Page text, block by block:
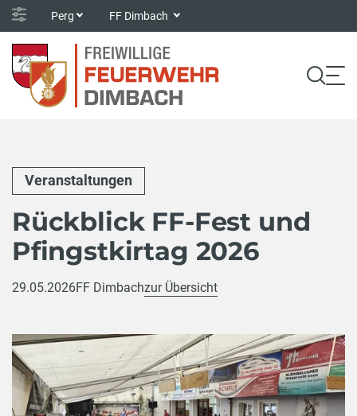
Perg FF Dimbach
Veranstaltungen
Rückblick FF-Fest und
Pfingstkirtag 2026
29.05.2026FF Dimbachzur Übersicht